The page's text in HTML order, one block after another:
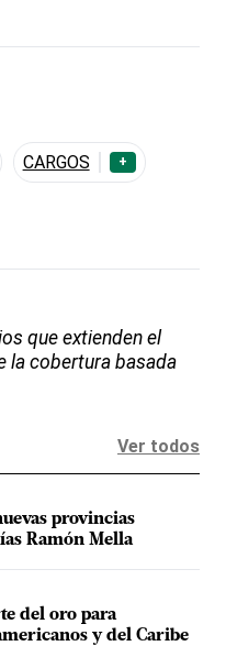
CARGOS +
que extienden el
la cobertura basada
Ver todos
provincias
Ramón Mella
del oro para
y del Caribe